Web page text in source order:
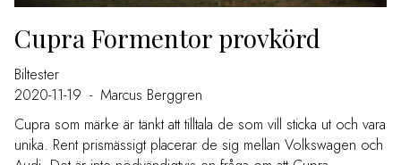
Cupra Formentor provkörd
Biltester
2020-11-19 - Marcus Berggren
Cupra som märke är tänkt att tilltala de som vill sticka ut och vara
unika. Rent prismässigt placerar de sig mellan Volkswagen och